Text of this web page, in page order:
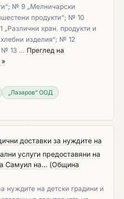
№ 9 „Мелничарски
продукти“; № 10
„Различни хран. продукти и
изделия“; № 12
№ 13 … Преглед на
„Лазаров“ ООД
доставки за нуждите на
услуги предоставяни на
Самуил на... (Община
нуждите на детски градини и